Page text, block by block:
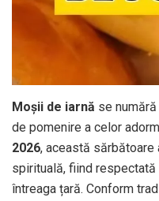
Moșii de iarnă se
de pomenire a celor
2026, această sărbătoare
spirituală, fiind
întreaga țară. Conform